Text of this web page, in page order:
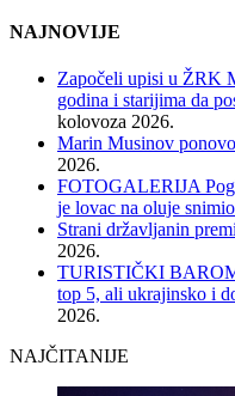
NAJNOVIJE
Započeli upisi u ŽRK
godina i starijima da
kolovoza 2026.
Marin Musinov
2026.
FOTOGALERIJA
je lovac na oluje
Strani državljanin
2026.
TURISTIČKI
top 5, ali ukrajinsko i
2026.
NAJČITANIJE